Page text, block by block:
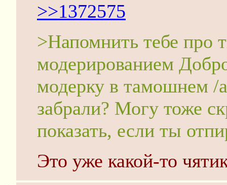
>>1372575
>Напомнить тебе про
модерированием
модерку в тамошнем /
забрали? Могу тоже
показать, если ты
Это уже какой-то